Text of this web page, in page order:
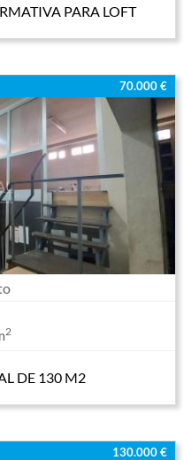
PARA LOFT
70.000 €
2
DE 130 M2
130.000 €